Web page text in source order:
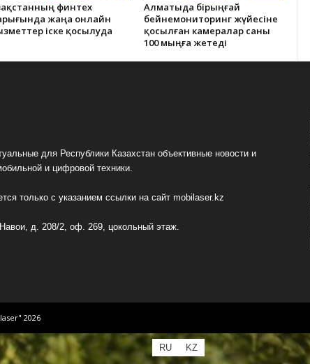
финтех
жаңа онлайн
іске қосылуда
Алматыда бірыңғай
бейнемониторинг жүйесіне
қосылған камералар саны
100 мыңға жетеді
для Республики Казахстан объективные новости и
и цифровой техники.
только с указанием ссылки на сайт mobilaser.kz
д. 208/2, оф. 269, цокольный этаж.
2026
RU KZ